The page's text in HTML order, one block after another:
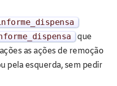
que
as ações de remoção
pela esquerda, sem pedir